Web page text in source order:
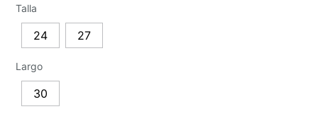
Talla
24 27
Largo
30